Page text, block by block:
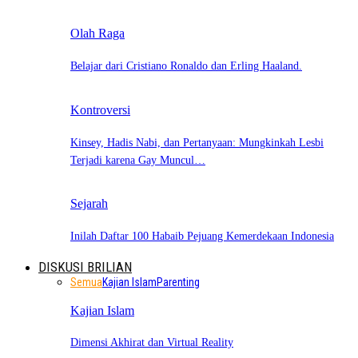
Olah Raga
Belajar dari Cristiano Ronaldo dan Erling Haaland.
Kontroversi
Kinsey, Hadis Nabi, dan Pertanyaan: Mungkinkah Lesbi
Terjadi karena Gay Muncul…
Sejarah
Inilah Daftar 100 Habaib Pejuang Kemerdekaan Indonesia
DISKUSI BRILIAN
SemuaKajian IslamParenting
Kajian Islam
Dimensi Akhirat dan Virtual Reality